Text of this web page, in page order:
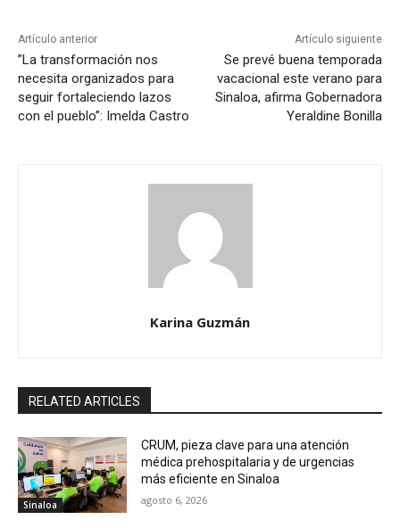
Artículo anterior
”La transformación nos
necesita organizados para
seguir fortaleciendo lazos
con el pueblo”: Imelda Castro
Artículo siguiente
Se prevé buena temporada
vacacional este verano para
Sinaloa, afirma Gobernadora
Yeraldine Bonilla
Karina Guzmán
RELATED ARTICLES
Sinaloa
CRUM, pieza clave para una atención
médica prehospitalaria y de urgencias
más eficiente en Sinaloa
agosto 6, 2026